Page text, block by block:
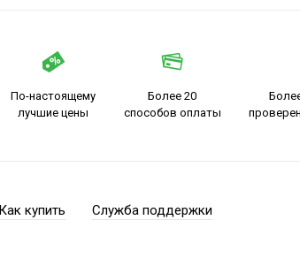
По-настоящему
лучшие цены
Более 20
способов оплаты
Как купить Служба поддержки